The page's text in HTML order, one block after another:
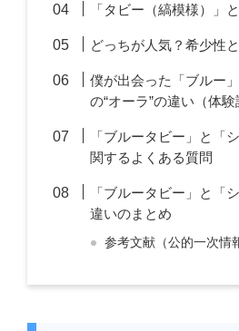
「タビー（縞模様）」
どっちが人気？希少性
僕が出会った「ブルー
の“オーラ”の違い（体験
「ブルータビー」と「
関するよくある質問
「ブルータビー」と「
違いのまとめ
参考文献（公的一次情